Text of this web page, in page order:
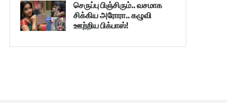
செருப்பு பிஞ்சிரும்.. வசமாக
சிக்கிய அரோரா.. கழுவி
ஊற்றிய பிக்பாஸ்!